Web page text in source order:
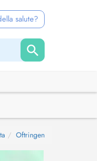
salute?
Oftringen